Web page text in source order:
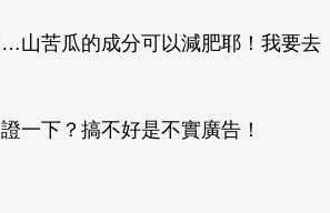
山苦瓜的成分可以減肥耶！我要去
一下？搞不好是不實廣告！